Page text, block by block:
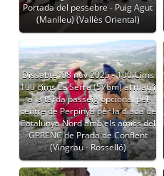
Portada del pessebre - Puig Agut
(Manlleu) (Vallès Oriental)
Dissabte, 08 nov 2025 - 100 Cims
100 cims La Serra (576m) al matí i
a la tarda passeig opcional pel
centre de Perpinyà per la diada de
Catalunya Nord amb els amics del
GPRENC de Prada de Conflent
(Vingrau - Rosselló)